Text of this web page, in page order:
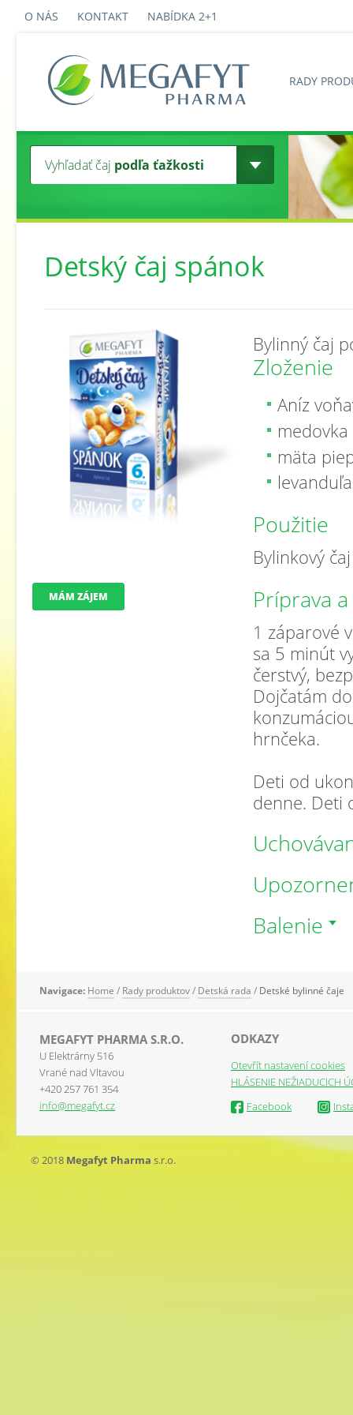
O NÁS KONTAKT NABÍDKA 2+1
RADY
Vyhľadať čaj podľa ťažkosti
Detský čaj spánok
Bylinný čaj
Zloženie
Aníz
mäta
Použitie
Bylinkový
Príprava
1 záparové
sa 5 minút
čerstvý,
Dojčatám
hrnčeka.
Deti od
denne. Deti
Balenie
MÁM ZÁJEM
Navigace: Home / Rady produktov/ Detská rada / Detské bylinné čaje
MEGAFYT PHARMA S.R.O.
U Elektrárny 516
Vrané nad Vltavou
+420 257 761 354
info@megafyt.cz
ODKAZY
Otevřít nastavení cookies
HLÁSENIE NEŽIADUCICH
Facebook
© 2018 Megafyt Pharma s.r.o.